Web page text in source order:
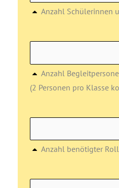
Anzahl Schülerinnen
Anzahl
(2 Personen pro Klasse
Anzahl benötigter